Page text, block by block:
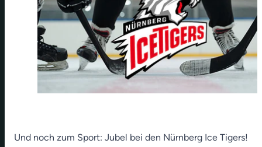
Und noch zum Sport: Jubel bei den Nürnberg Ice Tigers!